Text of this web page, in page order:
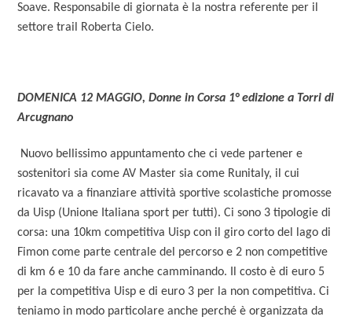
Soave. Responsabile di giornata è la nostra referente per il
settore trail Roberta Cielo.
DOMENICA 12 MAGGIO, Donne in Corsa 1° edizione a Torri di
Arcugnano
Nuovo bellissimo appuntamento che ci vede partener e
sostenitori sia come AV Master sia come Runitaly, il cui
ricavato va a finanziare attività sportive scolastiche promosse
da Uisp (Unione Italiana sport per tutti). Ci sono 3 tipologie di
corsa: una 10km competitiva Uisp con il giro corto del lago di
Fimon come parte centrale del percorso e 2 non competitive
di km 6 e 10 da fare anche camminando. Il costo è di euro 5
per la competitiva Uisp e di euro 3 per la non competitiva. Ci
teniamo in modo particolare anche perché è organizzata da